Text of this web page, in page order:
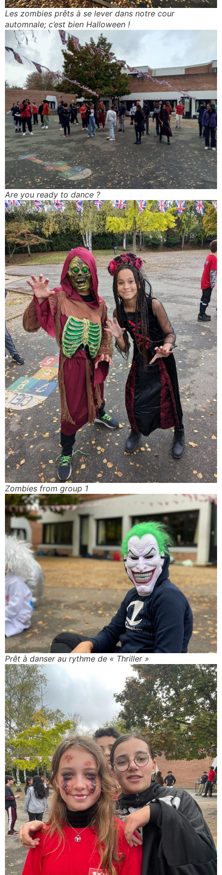
Les zombies prêts à se lever dans notre cour
automnale; c’est bien Halloween !
Are you ready to dance ?
Zombies from group 1
Prêt à danser au rythme de « Thriller »